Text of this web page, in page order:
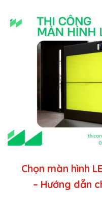
Chọn màn hình
– Hướng dẫn